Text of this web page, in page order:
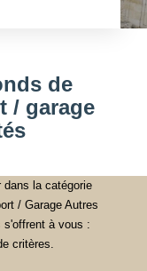
de
/ garage
dans la catégorie
/ Garage Autres
s'offrent à vous :
critères.